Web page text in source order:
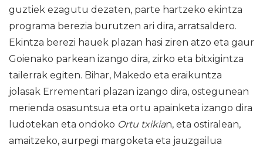
guztiek ezagutu dezaten, parte hartzeko ekintza
programa berezia burutzen ari dira, arratsaldero.
Ekintza berezi hauek plazan hasi ziren atzo eta gaur
Goienako parkean izango dira, zirko eta bitxigintza
tailerrak egiten. Bihar, Makedo eta eraikuntza
jolasak Errementari plazan izango dira, ostegunean
merienda osasuntsua eta ortu apainketa izango dira
ludotekan eta ondoko Ortu txikian, eta ostiralean,
amaitzeko, aurpegi margoketa eta jauzgailua